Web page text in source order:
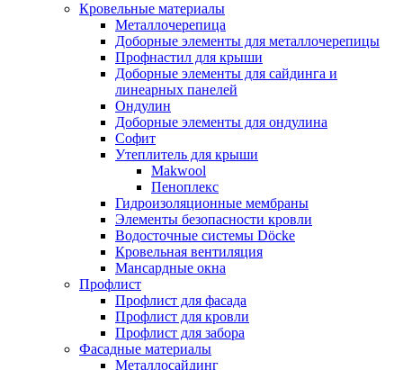
Кровельные материалы
Металлочерепица
Доборные элементы для металлочерепицы
Профнастил для крыши
Доборные элементы для сайдинга и
линеарных панелей
Ондулин
Доборные элементы для ондулина
Софит
Утеплитель для крыши
Makwool
Пеноплекс
Гидроизоляционные мембраны
Элементы безопасности кровли
Водосточные системы Döcke
Кровельная вентиляция
Мансардные окна
Профлист
Профлист для фасада
Профлист для кровли
Профлист для забора
Фасадные материалы
Металлосайдинг